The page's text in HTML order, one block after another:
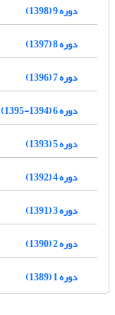
دوره 9 (1398)
دوره 8 (1397)
دوره 7 (1396)
دوره 6 (1394-1395)
دوره 5 (1393)
دوره 4 (1392)
دوره 3 (1391)
دوره 2 (1390)
دوره 1 (1389)